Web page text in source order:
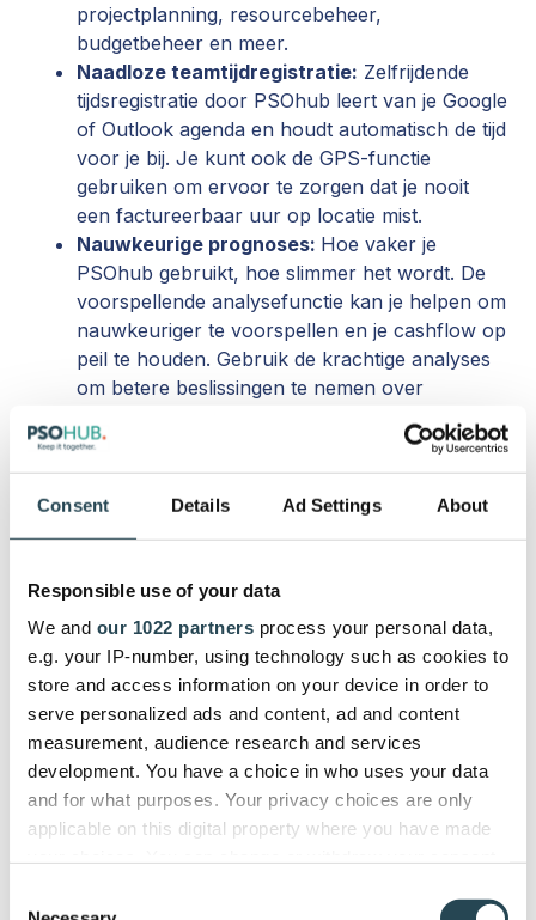
Consent Details Ad Settings About
Responsible use of your data
We and our 1022 partners process your personal data,
e.g. your IP-number, using technology such as cookies to
store and access information on your device in order to
serve personalized ads and content, ad and content
measurement, audience research and services
development. You have a choice in who uses your data
and for what purposes. Your privacy choices are only
applicable on this digital property where you have made
the Privacy trigger icon.
projectplanning, resourcebeheer,
budgetbeheer en meer.
Naadloze teamtijdregistratie: Zelfrijdende
tijdsregistratie door PSOhub leert van je Google
of Outlook agenda en houdt automatisch de tijd
voor je bij. Je kunt ook de GPS-functie
gebruiken om ervoor te zorgen dat je nooit
een factureerbaar uur op locatie mist.
Nauwkeurige prognoses: Hoe vaker je
PSOhub gebruikt, hoe slimmer het wordt. De
voorspellende analysefunctie kan je helpen om
nauwkeuriger te voorspellen en je cashflow op
peil te houden. Gebruik de krachtige analyses
om betere beslissingen te nemen over
Superslimme facturatie:
Met PSOhub kun je
je facturatieproces tot in de puntjes
automatiseren. Als je dit combineert met de AI-
systeem kan je rechtstreeks van je agenda
naar je geld brengen.
Prijs:
Inbegrepen bij alle PSOhub plannen die
beginnen bij $25 pu/pm
Meer informatie over PSOhub AI Copilot & andere
AI-functies voor projectbeheer
3. Butler Power-Up voor Trello
De gratis Butler Power-Up voor Trello is een